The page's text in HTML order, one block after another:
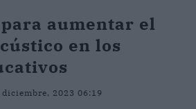
aumentar el
en los
diciembre, 2023 06:19